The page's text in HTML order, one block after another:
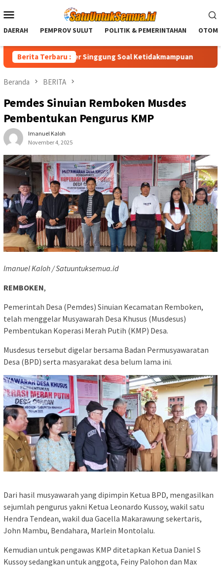
ke
Mobile
DAERAH PEMPROV SULUT POLITIK & PEMERINTAHAN
Berita Terbaru :
Anter Singgung Soal Ketidakmampuan Christiany
Beranda BERITA
Pemdes Sinuian Remboken Musdes
Pembentukan Pengurus KMP
Imanuel Kaloh
November 4, 2025
Imanuel Kaloh / Satuuntuksemua.id
REMBOKEN,
Pemerintah Desa (Pemdes) Sinuian Kecamatan Remboken,
telah menggelar Musyawarah Desa Khusus (Musdesus)
Pembentukan Koperasi Merah Putih (KMP) Desa.
Musdesus tersebut digelar bersama Badan Permusyawaratan
Desa (BPD) serta masyarakat desa belum lama ini.
Dari hasil musyawarah yang dipimpin Ketua BPD, mengasilkan
sejumlah pengurus yakni Ketua Leonardo Kussoy, wakil satu
Hendra Tendean, wakil dua Gacella Makarawung sekertaris,
John Mambu, Bendahara, Marlein Montolalu.
Kemudian untuk pengawas KMP ditetapkan Ketua Daniel S
Kussoy sedangkan untuk anggota, Feiny Palohon dan Max